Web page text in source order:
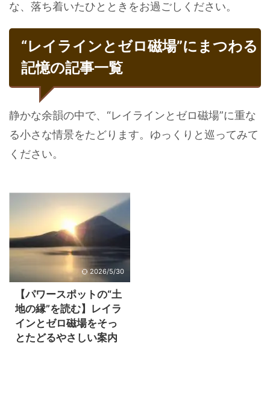
な、落ち着いたひとときをお過ごしください。
“レイラインとゼロ磁場”にまつわる
記憶の記事一覧
静かな余韻の中で、“レイラインとゼロ磁場”に重な
る小さな情景をたどります。ゆっくりと巡ってみて
ください。
2026/5/30
【パワースポットの“土
地の縁”を読む】レイラ
インとゼロ磁場をそっ
とたどるやさしい案内